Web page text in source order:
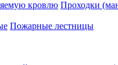
кровлю Проходки
Пожарные лестницы